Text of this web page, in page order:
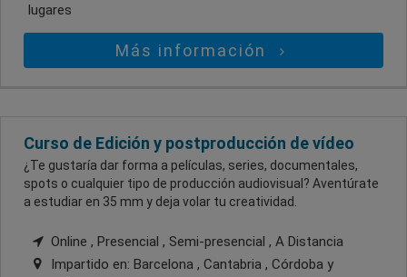
lugares
Más información
Curso de Edición y postproducción de vídeo
¿Te gustaría dar forma a películas, series, documentales,
spots o cualquier tipo de producción audiovisual? Aventúrate
a estudiar en 35 mm y deja volar tu creatividad.
Online , Presencial , Semi-presencial , A Distancia
Impartido en: Barcelona , Cantabria , Córdoba y